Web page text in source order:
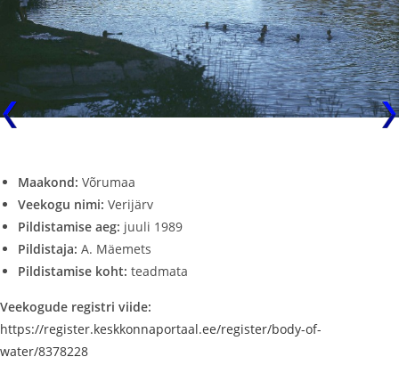
Maakond: Võrumaa
Veekogu nimi: Verijärv
Pildistamise aeg: juuli 1989
Pildistaja: A. Mäemets
Pildistamise koht: teadmata
Veekogude registri viide:
https://register.keskkonnaportaal.ee/register/body-of-
water/8378228